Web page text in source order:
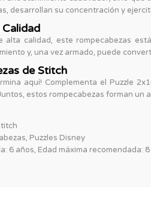
desarrollan su concentración y
alta calidad, este rompecabezas
y, una vez armado, puede
de Stitch
aquí! Complementa el Puzzle
estos rompecabezas forman
Puzzles Disney
6 años, Edad máxima recomendada: